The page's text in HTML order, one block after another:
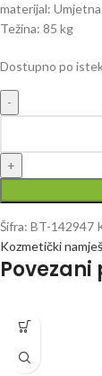
materijal: Umjetna
Težina: 85 kg
Dostupno po
Šifra: BT-142947
Kozmetički
Povezani